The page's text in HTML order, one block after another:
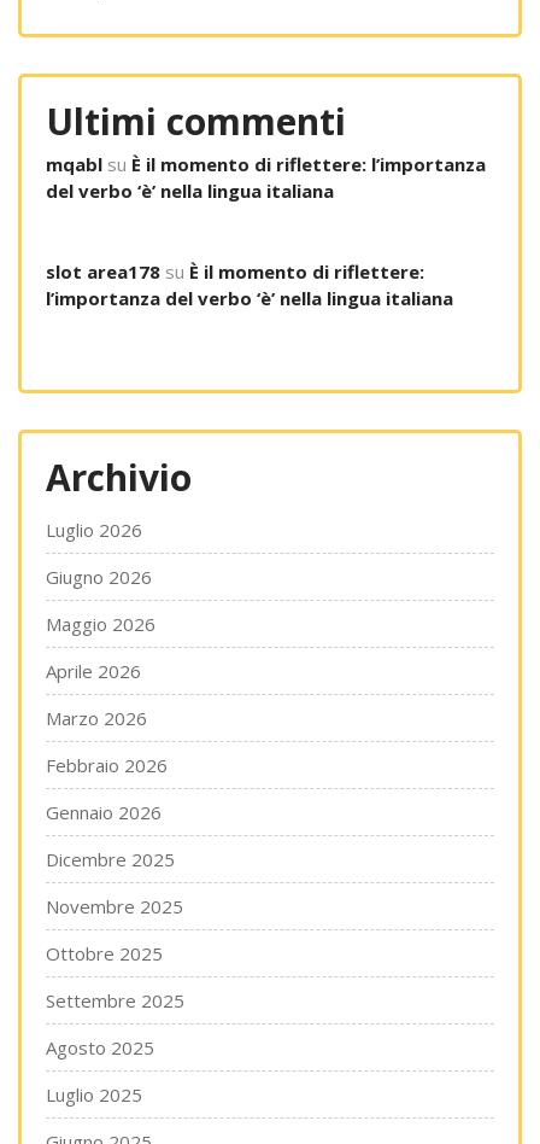
Ultimi commenti
mqabl su È il momento di riflettere: l’importanza
del verbo ‘è’ nella lingua italiana
slot area178 su È il momento di riflettere:
l’importanza del verbo ‘è’ nella lingua italiana
Archivio
Luglio 2026
Giugno 2026
Maggio 2026
Aprile 2026
Marzo 2026
Febbraio 2026
Gennaio 2026
Dicembre 2025
Novembre 2025
Ottobre 2025
Settembre 2025
Agosto 2025
Luglio 2025